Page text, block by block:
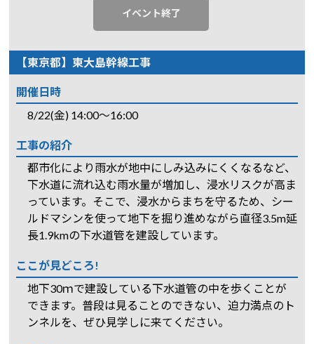
イベント終了
【東京都】東大島幹線工事
開催日時
8/22(金) 14:00～16:00
工事の紹介
都市化により雨水が地中にしみ込みにくくなるなど、
下水道に流れ込む雨水量が増加し、浸水リスクが高ま
っています。そこで、浸水からまちを守るため、シー
ルドマシンを使って地下を掘り進めながら直径3.5m延
長1.9kmの下水道管を建設しています。
ここが見どころ!
地下30ｍで建設している下水道管の中を歩くことが
できます。普段は見ることのできない、迫力満点のト
ンネルを、ぜひ見学しに来てください。